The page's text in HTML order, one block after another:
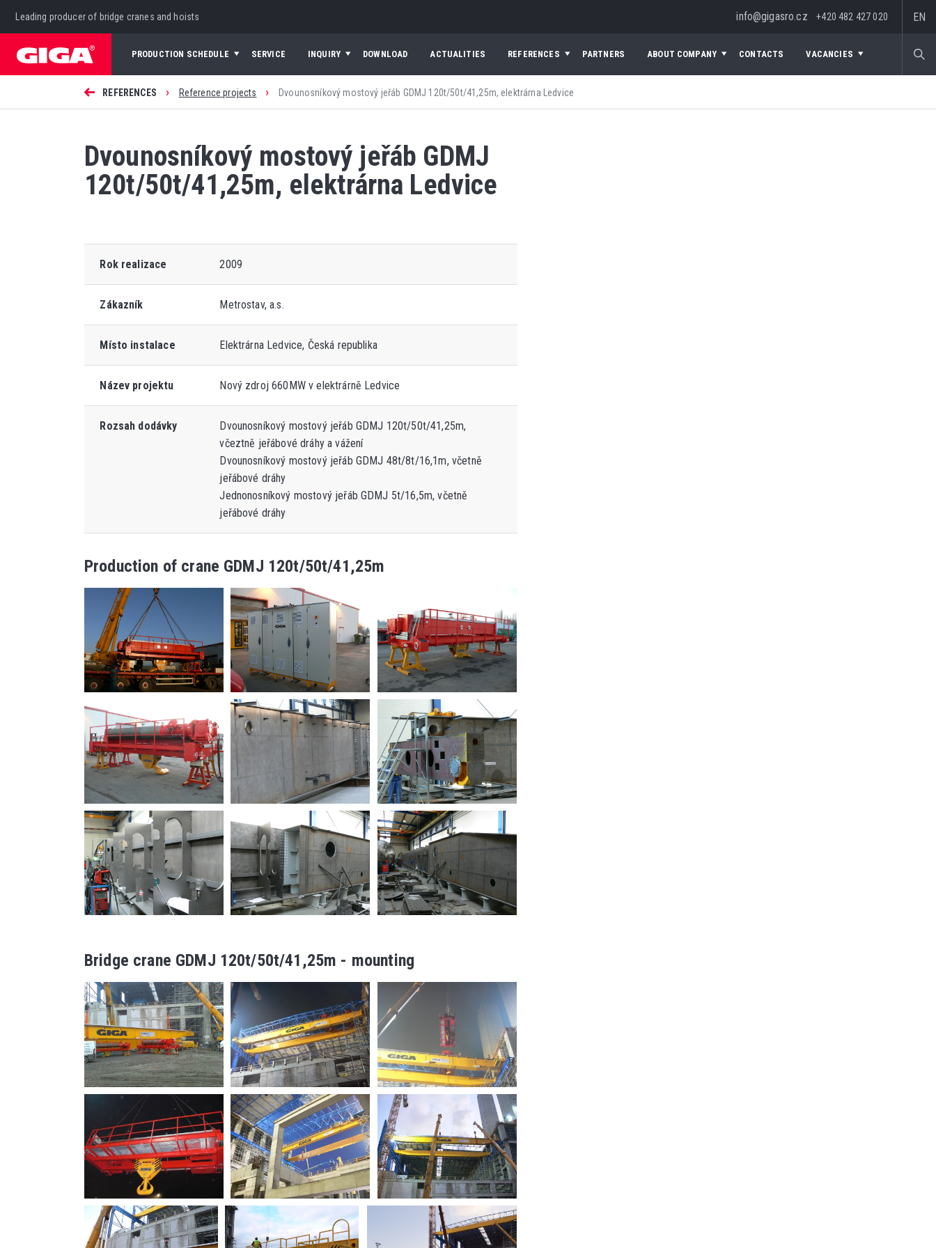
Leading producer of bridge cranes and hoists info@gigasro.cz+420 482 427 020 EN
PRODUCTION SCHEDULE SERVICE INQUIRY DOWNLOAD ACTUALITIES REFERENCES PARTNERS ABOUT COMPANY CONTACTS VACANCIES
REFERENCES › Reference projects › Dvounosníkový mostový jeřáb GDMJ 120t/50t/41,25m, elektrárna Ledvice
Dvounosníkový mostový jeřáb GDMJ
120t/50t/41,25m, elektrárna Ledvice
Rok realizace 2009
Zákazník Metrostav, a.s.
Místo instalace Elektrárna Ledvice, Česká republika
Název projektu Nový zdroj 660MW v elektrárně Ledvice
Rozsah dodávky
Dvounosníkový mostový jeřáb GDMJ 120t/50t/41,25m,
včeztně jeřábové dráhy a vážení
Dvounosníkový mostový jeřáb GDMJ 48t/8t/16,1m, včetně
jeřábové dráhy
Jednonosníkový mostový jeřáb GDMJ 5t/16,5m, včetně
jeřábové dráhy
Production of crane GDMJ 120t/50t/41,25m
Bridge crane GDMJ 120t/50t/41,25m - mounting